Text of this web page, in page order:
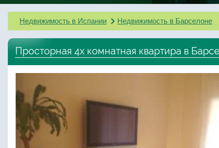
Недвижимость в Испании Недвижимость в Барселоне
Просторная 4х комнатная квартира в